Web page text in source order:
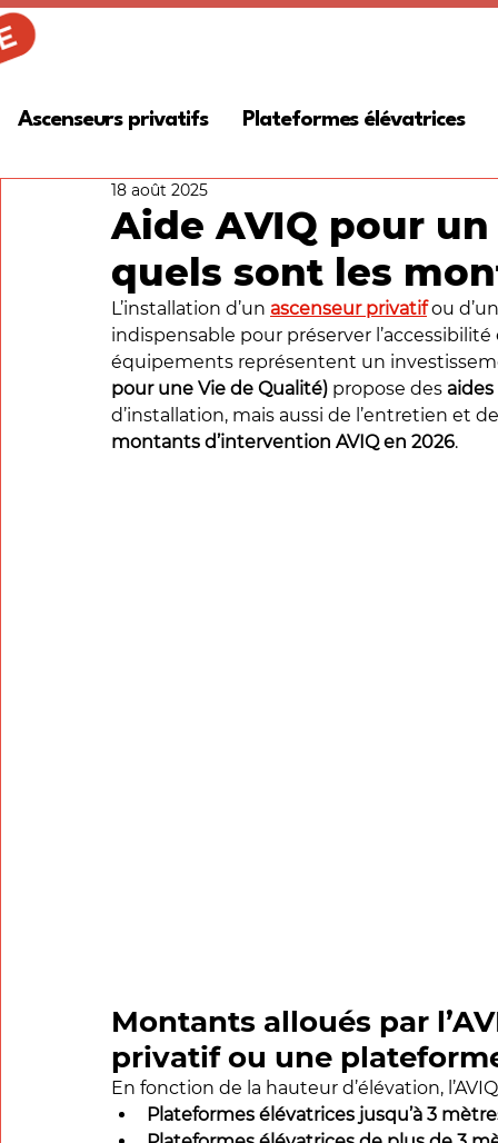
Ascenseurs privatifs Plateformes élévatrices
Aide AVIQ pour
quels sont les
18 août 2025
L’installation d’un ascenseur privatif ou
indispensable pour préserver
équipements représentent un
pour une Vie de Qualité) propose des
d’installation, mais aussi de l’entretien et
montants d’intervention AVIQ en 2026.
Montants alloués par
privatif ou une
En fonction de la hauteur d’élévation,
Plateformes élévatrices jusqu’à 3